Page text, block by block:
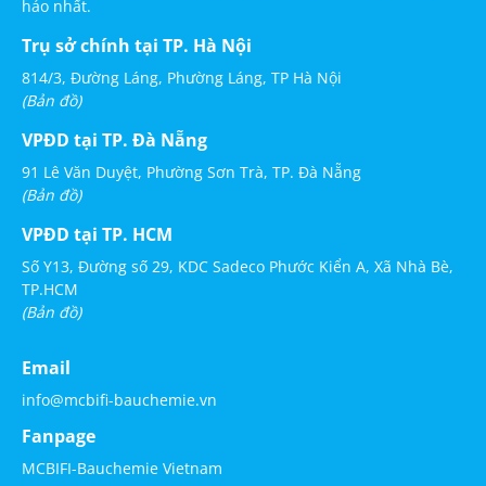
hảo nhất.
Trụ sở chính tại TP. Hà Nội
814/3, Đường Láng, Phường Láng, TP Hà Nội
(Bản đồ)
VPĐD tại TP. Đà Nẵng
91 Lê Văn Duyệt, Phường Sơn Trà, TP. Đà Nẵng
(Bản đồ)
VPĐD tại TP. HCM
Số Y13, Đường số 29, KDC Sadeco Phước Kiển A, Xã Nhà Bè,
TP.HCM
(Bản đồ)
Email
info@mcbifi-bauchemie.vn
Fanpage
MCBIFI-Bauchemie Vietnam